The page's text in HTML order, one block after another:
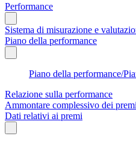
Performance
Sistema di misurazione e
Piano della performance
Piano della performance/
Relazione sulla performance
Ammontare complessivo dei premi
Dati relativi ai premi